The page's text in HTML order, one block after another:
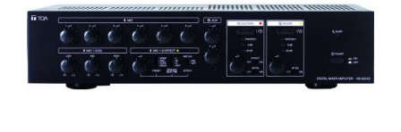
Nhập khẩu / phân phối, Bảo hành 12 tháng chính hãng